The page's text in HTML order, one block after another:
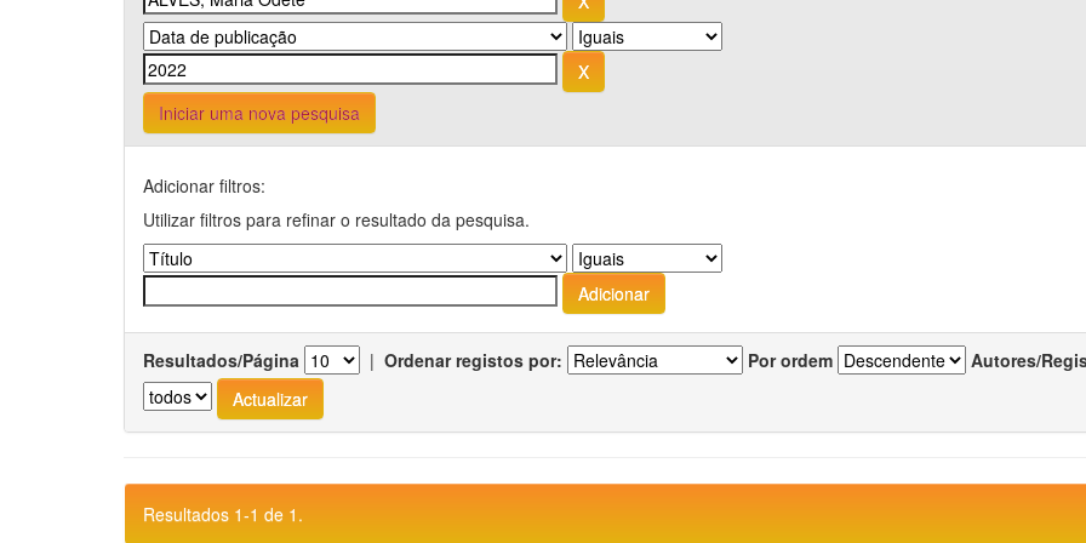
Iniciar uma nova pesquisa
Adicionar filtros:
Utilizar filtros para refinar o resultado da pesquisa.
Resultados/Página | Ordenar registos por: Por ordem Autores/
Resultados 1-1 de 1.